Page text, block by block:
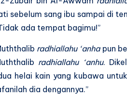
sebelum sang ibu sampai di
ada tempat bagimu!”
radhiallahu ‘anhapun
radhiallahu ‘anhu.
helai kain yang kubawa
dia dengannya.”